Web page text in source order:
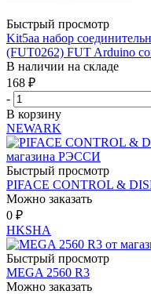
Быстрый просмотр
Kit5aa набор
(FUT0262) FUT Arduino
В наличии на складе
168 ₽
-
В корзину
NEWARK
Быстрый просмотр
PIFACE CONTROL &
Можно заказать
0 ₽
HKSHA
Быстрый просмотр
MEGA 2560 R3
Можно заказать